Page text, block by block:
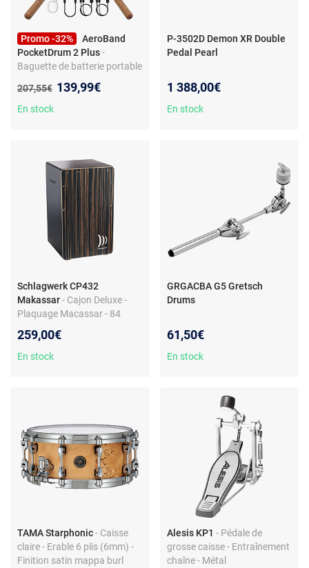
Promo -32%
AeroBand
PocketDrum 2 Plus-
Baguette de batterie portable
réduite - Compact et portable
Ancien prix :
207,55€ Nouveau prix :
139,99€
En stock
P-3502D Demon XR Double
Pedal Pearl
1 388,00€
En stock
Schlagwerk CP432
Makassar- Cajon Deluxe -
Plaquage Macassar - 84
259,00€
En stock
GRGACBA G5 Gretsch
Drums
61,50€
En stock
TAMA Starphonic- Caisse
claire - Erable 6 plis (6mm) -
Finition satin mappa burl
Alesis KP1 - Pédale de
grosse caisse - Entraînement
chaîne - Métal